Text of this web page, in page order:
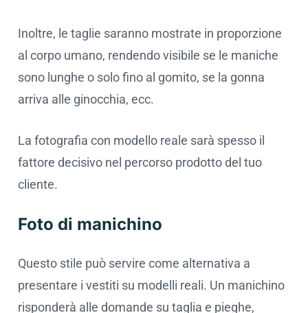
Inoltre, le taglie saranno mostrate in proporzione
al corpo umano, rendendo visibile se le maniche
sono lunghe o solo fino al gomito, se la gonna
arriva alle ginocchia, ecc.
La fotografia con modello reale sarà spesso il
fattore decisivo nel percorso prodotto del tuo
cliente.
Foto di manichino
Questo stile può servire come alternativa a
presentare i vestiti su modelli reali. Un manichino
risponderà alle domande su taglia e pieghe,